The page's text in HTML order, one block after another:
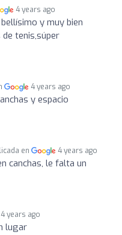
4 years ago
y muy bien
de tenis,súper
4 years ago
y espacio
en 4 years ago
canchas, le falta un
4 years ago
lugar